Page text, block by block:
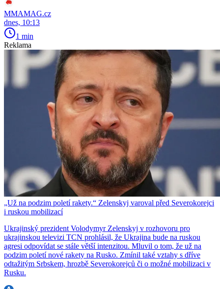
MMAMAG.cz
dnes, 10:13
1 min
Reklama
„Už na podzim poletí rakety.“ Zelenskyj varoval před Severokorejci
i ruskou mobilizací
Ukrajinský prezident Volodymyr Zelenskyj v rozhovoru pro
ukrajinskou televizi TCN prohlásil, že Ukrajina bude na ruskou
agresi odpovídat se stále větší intenzitou. Mluvil o tom, že už na
podzim poletí nové rakety na Rusko. Zmínil také vztahy s dříve
odtažitým Srbskem, hrozbě Severokorejců či o možné mobilizaci v
Rusku.